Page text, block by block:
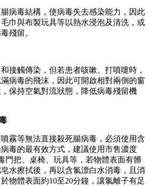
病毒結構，使病毒失去感染能力，因此
巾與布製玩具等以熱水浸泡及清洗，或
殘留。
接觸傳染，但若患者咳嗽、打噴嚏時，
病毒的飛沫，因此可開啟相對兩側的窗
保持空氣對流狀態，降低病毒殘留機
霧等無法直接殺死腸病毒，必須使用含
毒的最有效方式，建議使用市售濃度
門把、桌椅、玩具等，若物體表面有髒
水擦拭後，再以含氯漂白水消毒，且消
物體表面約10至20分鐘，讓氯離子有足